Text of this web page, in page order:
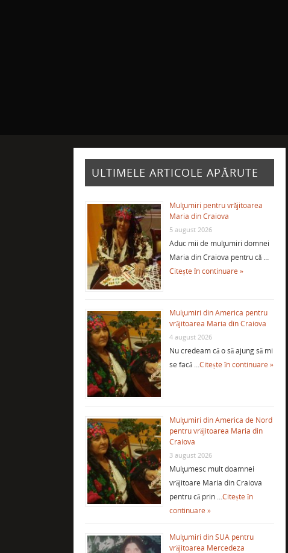
ULTIMELE ARTICOLE APĂRUTE
Mulţumiri pentru vrăjitoarea
Maria din Craiova
5 august 2026
Aduc mii de mulţumiri domnei
Maria din Craiova pentru că …
Citește în continuare »
Mulţumiri din America pentru
vrăjitoarea Maria din Craiova
4 august 2026
Nu credeam că o să ajung să mi
se facă …Citește în continuare »
Mulţumiri din America de Nord
pentru vrăjitoarea Maria din
Craiova
3 august 2026
Mulţumesc mult doamnei
vrăjitoare Maria din Craiova
pentru că prin …Citește în
continuare »
Mulţumiri din SUA pentru
vrăjitoarea Mercedeza